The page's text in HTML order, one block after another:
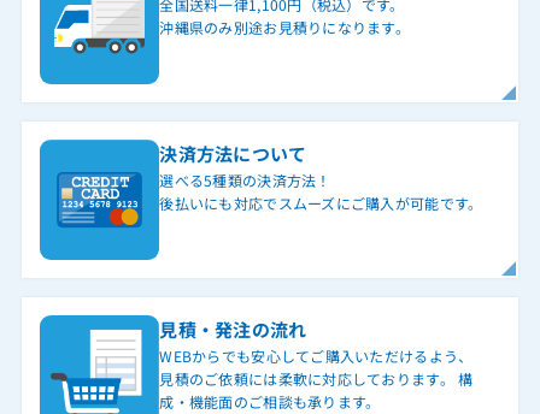
全国送料一律1,100円（税込）です。
沖縄県のみ別途お見積りになります。
決済方法について
選べる5種類の決済方法！
後払いにも対応でスムーズにご購入が可能です。
見積・発注の流れ
WEBからでも安心してご購入いただけるよう、
見積のご依頼には柔軟に対応しております。 構
成・機能面のご相談も承ります。